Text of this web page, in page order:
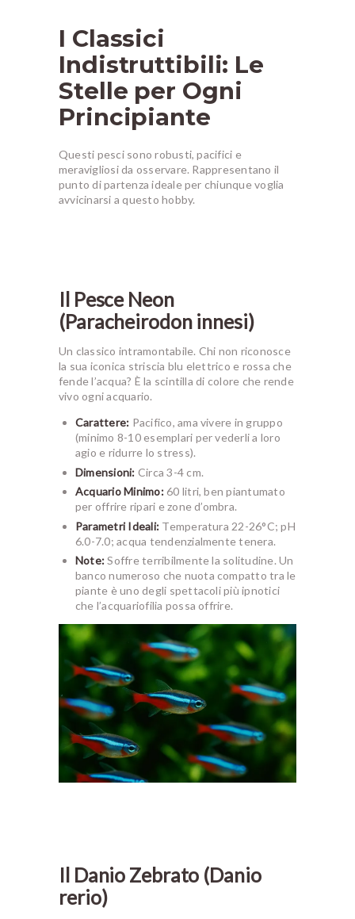
I Classici
Indistruttibili: Le
Stelle per Ogni
Principiante
Questi pesci sono robusti, pacifici e
meravigliosi da osservare. Rappresentano il
punto di partenza ideale per chiunque voglia
avvicinarsi a questo hobby.
Il Pesce Neon
(Paracheirodon innesi)
Un classico intramontabile. Chi non riconosce
la sua iconica striscia blu elettrico e rossa che
fende l’acqua? È la scintilla di colore che rende
vivo ogni acquario.
Carattere: Pacifico, ama vivere in gruppo
(minimo 8-10 esemplari per vederli a loro
agio e ridurre lo stress).
Dimensioni: Circa 3-4 cm.
Acquario Minimo:60 litri, ben piantumato
per offrire ripari e zone d’ombra.
Parametri Ideali: Temperatura 22-26°C; pH
6.0-7.0; acqua tendenzialmente tenera.
Note:Soffre terribilmente la solitudine. Un
banco numeroso che nuota compatto tra le
piante è uno degli spettacoli più ipnotici
che l’acquariofilia possa offrire.
Il Danio Zebrato (Danio
rerio)